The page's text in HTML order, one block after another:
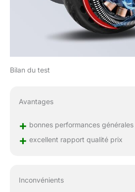
Bilan du test
Avantages
+ bonnes performances générales
+ excellent rapport qualité prix
Inconvénients